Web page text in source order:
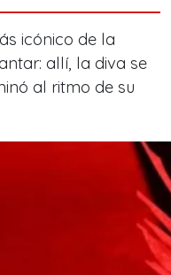
icónico de la
allí, la diva se
al ritmo de su